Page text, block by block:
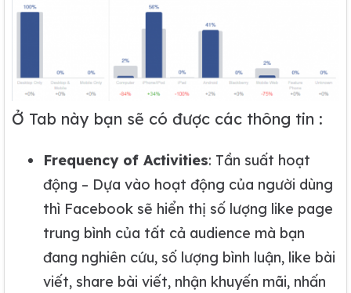
Ở Tab này bạn sẽ có được các thông tin :
Frequency of Activities: Tần suất hoạt
động – Dựa vào hoạt động của người dùng
thì Facebook sẽ hiển thị số lượng like page
trung bình của tất cả audience mà bạn
đang nghiên cứu, số lượng bình luận, like bài
viết, share bài viết, nhận khuyến mãi, nhấn